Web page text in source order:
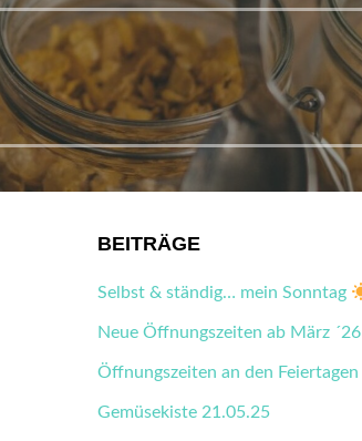
BEITRÄGE
Selbst & ständig… mein Sonntag
Neue Öffnungszeiten ab März ´26
Öffnungszeiten an den Feiertagen
Gemüsekiste 21.05.25